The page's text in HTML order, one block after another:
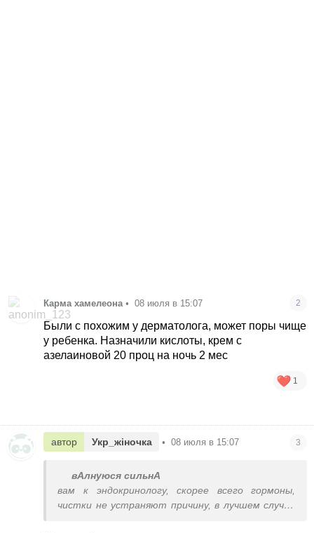
Карма хамелеона • 08 июля в 15:07 2
Были с похожим у дерматолога, может поры чище
у ребенка. Назначили кислоты, крем с
азелаиновой 20 проц на ночь 2 мес
1
автор Укр_жіночка • 08 июля в 15:07 3
вАлнуюся сильнА
вам к эндокринологу, скорее всего гормоны,
чистки не устраняют причину, в лучшем случае